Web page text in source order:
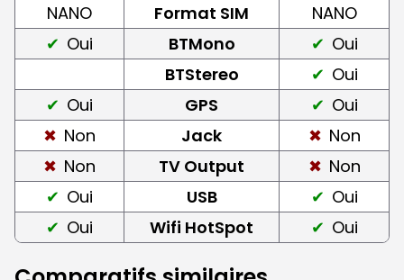
NANO Format SIM
NANO
Oui
BTMono
Oui
BTStereo
Oui
Oui
GPS
Oui
Non
Jack
Non
Non
TV Output
Non
Oui
USB
Oui
Oui
Wifi HotSpot Oui